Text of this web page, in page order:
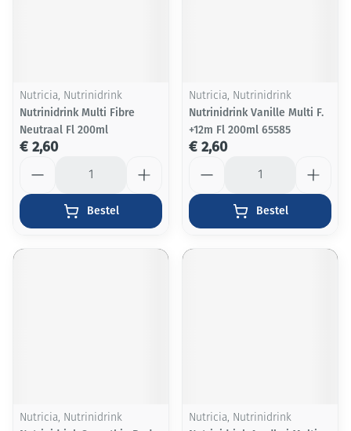
Nutricia, Nutrinidrink
Nutrinidrink Multi Fibre
Neutraal Fl 200ml
€ 2,60
Bestel
Nutricia, Nutrinidrink
Nutrinidrink Vanille Multi F.
+12m Fl 200ml 65585
€ 2,60
Bestel
Nutricia, Nutrinidrink Nutricia, Nutrinidrink